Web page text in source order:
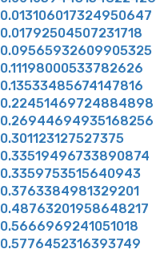
0.013106017324950647
0.01792504507231718
0.09565932609905325
0.11198000533782626
0.13533485674147816
0.22451469724884898
0.26944694935168256
0.301123127527375
0.33519496733890874
0.3359753515640943
0.3763384981329201
0.48763201958648217
0.5666969241051018
0.5776452316393749